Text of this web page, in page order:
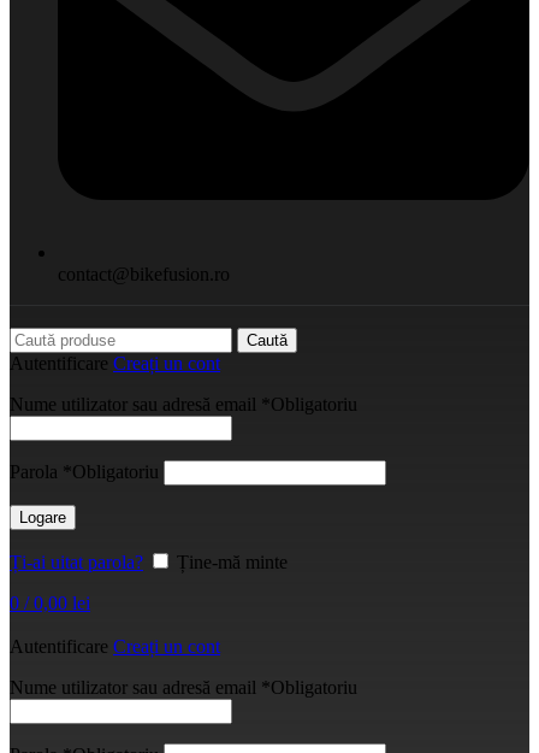
contact@bikefusion.ro
Caută
Autentificare Creați un cont
Nume utilizator sau adresă email *Obligatoriu
Parola *Obligatoriu
Logare
Ți-ai uitat parola?
Ține-mă minte
0 / 0,00 lei
Autentificare Creați un cont
Nume utilizator sau adresă email *Obligatoriu